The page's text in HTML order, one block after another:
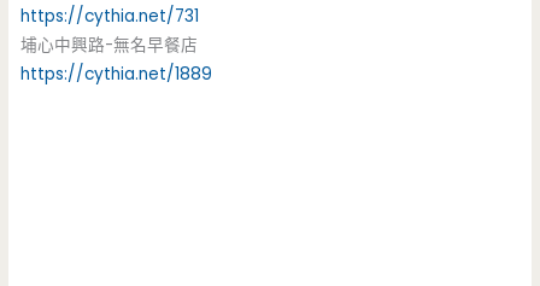
https://cythia.net/731
埔心中興路-無名早餐店
https://cythia.net/1889